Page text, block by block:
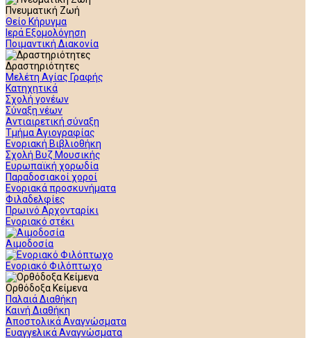
Πνευματική Ζωή
Θείο Κήρυγμα
Ιερά Εξομολόγηση
Ποιμαντική Διακονία
Δραστηριότητες
Μελέτη Αγίας Γραφής
Κατηχητικά
Σχολή γονέων
Σύναξη νέων
Αντιαιρετική σύναξη
Τμήμα Αγιογραφίας
Ενοριακή Βιβλιοθήκη
Σχολή Βυζ Μουσικής
Ευρωπαϊκή χορωδία
Παραδοσιακοί χοροί
Ενοριακά προσκυνήματα
Φιλαδελφίες
Πρωινό Αρχονταρίκι
Ενοριακό στέκι
Αιμοδοσία
Ενοριακό Φιλόπτωχο
Ορθόδοξα Κείμενα
Παλαιά Διαθήκη
Καινή Διαθήκη
Αποστολικά Αναγνώσματα
Ευαγγελικά Αναγνώσματα